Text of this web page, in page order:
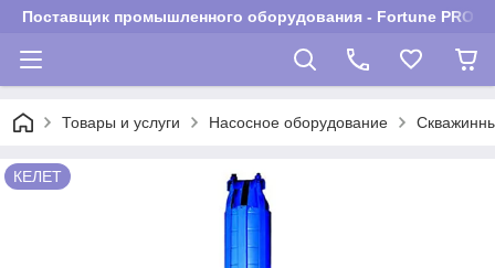
Поставщик промышленного оборудования - Fortune PROM
Товары и услуги Насосное оборудование
КЕЛЕТ